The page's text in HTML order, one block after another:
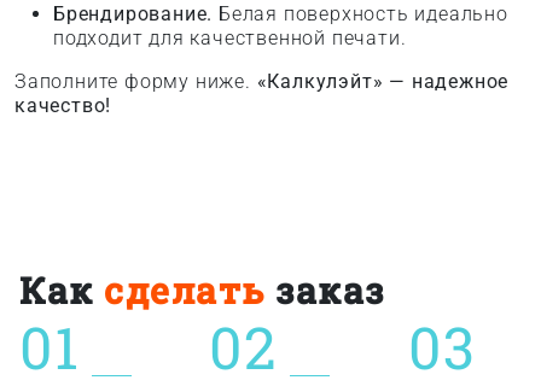
Брендирование. Белая поверхность идеально
подходит для качественной печати.
Заполните форму ниже. «Калкулэйт» — надежное
качество!
Как сделать заказ
01 02 03